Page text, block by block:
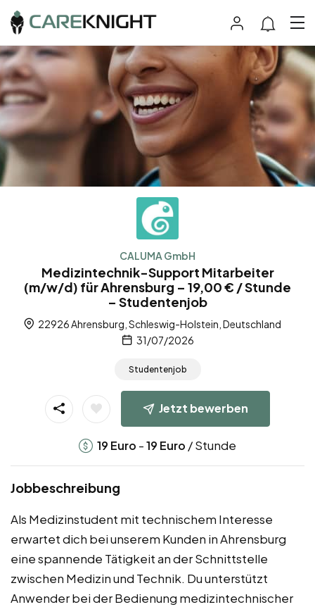
CALUMA GmbH
Medizintechnik-Support Mitarbeiter
(m/w/d) für Ahrensburg – 19,00 € / Stunde
– Studentenjob
22926 Ahrensburg, Schleswig-Holstein, Deutschland
31/07/2026
Studentenjob
Jetzt bewerben
19 Euro -19 Euro / Stunde
Jobbeschreibung
Als Medizinstudent mit technischem Interesse
erwartet dich bei unserem Kunden in Ahrensburg
eine spannende Tätigkeit an der Schnittstelle
zwischen Medizin und Technik. Du unterstützt
Anwender bei der Bedienung medizintechnischer